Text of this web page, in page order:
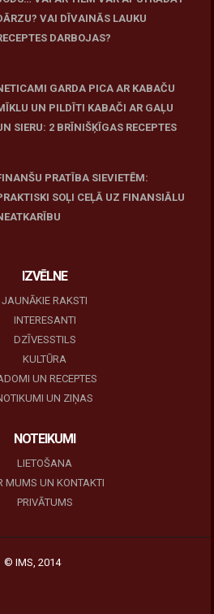
VAI DĪVAINĀS LAUKU
DARBOJAS?
GARDA PICA AR KABAČU
UN PILDĪTI KABAČI AR GAĻU
SIERU: 2 BRĪNIŠĶĪGAS RECEPTES
PRATĪBA SIEVIETĒM:
SOĻI CEĻĀ UZ FINANSIĀLU
IZVĒLNE
JAUNĀKIE RAKSTI
INTERESANTI
DZĪVESSTILS
KULTŪRA
UN RECEPTES
UN ZIŅAS
NOTEIKUMI
LIETOŠANA
MUMS UN KONTAKTI
PRIVĀTUMS
© IMS, 2014